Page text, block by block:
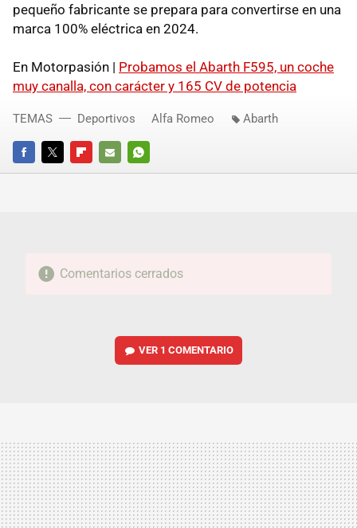
pequeño fabricante se prepara para convertirse en una
marca 100% eléctrica en 2024.
En Motorpasión | Probamos el Abarth F595, un coche
muy canalla, con carácter y 165 CV de potencia
FACEBOOKTWITTERFLIPBOARD
E-
WHATSAPP
TEMAS Deportivos Alfa Romeo Abarth
Comentarios cerrados
VER 1 COMENTARIO